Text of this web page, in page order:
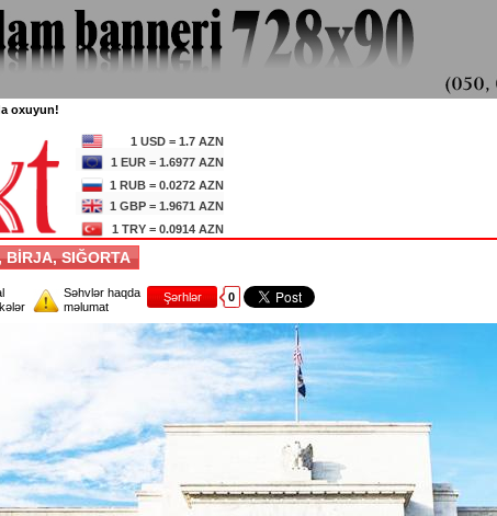
oxuyun!
1 USD = 1.7 AZN
1 EUR = 1.6977 AZN
1 RUB = 0.0272 AZN
1 GBP = 1.9671 AZN
1 TRY = 0.0914 AZN
BİRJA, SIĞORTA
Səhvlər haqda
məlumat
Şərhlər 0